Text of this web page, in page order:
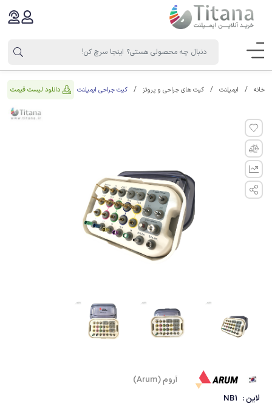
خانه ایمپلنت کیت های جراحی و پروتز کیت جراحی ایمپلنت دانلود لیست قیمت
آروم (Arum)
لاین : NB1